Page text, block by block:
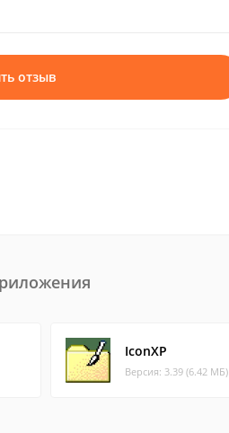
отзыв
IconXP
Версия: 3.39 (6.42 МБ)